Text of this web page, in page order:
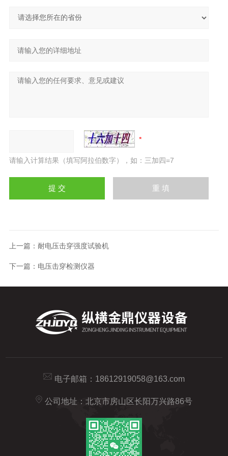
请输入计算结果（填写阿拉伯数字），如：三加四=7
上一篇： 耐电压击穿强度试验机
下一篇： 电压击穿检测仪器
电子邮箱： 18612919058@163.com
公司地址：北京市房山区长阳万兴路86号